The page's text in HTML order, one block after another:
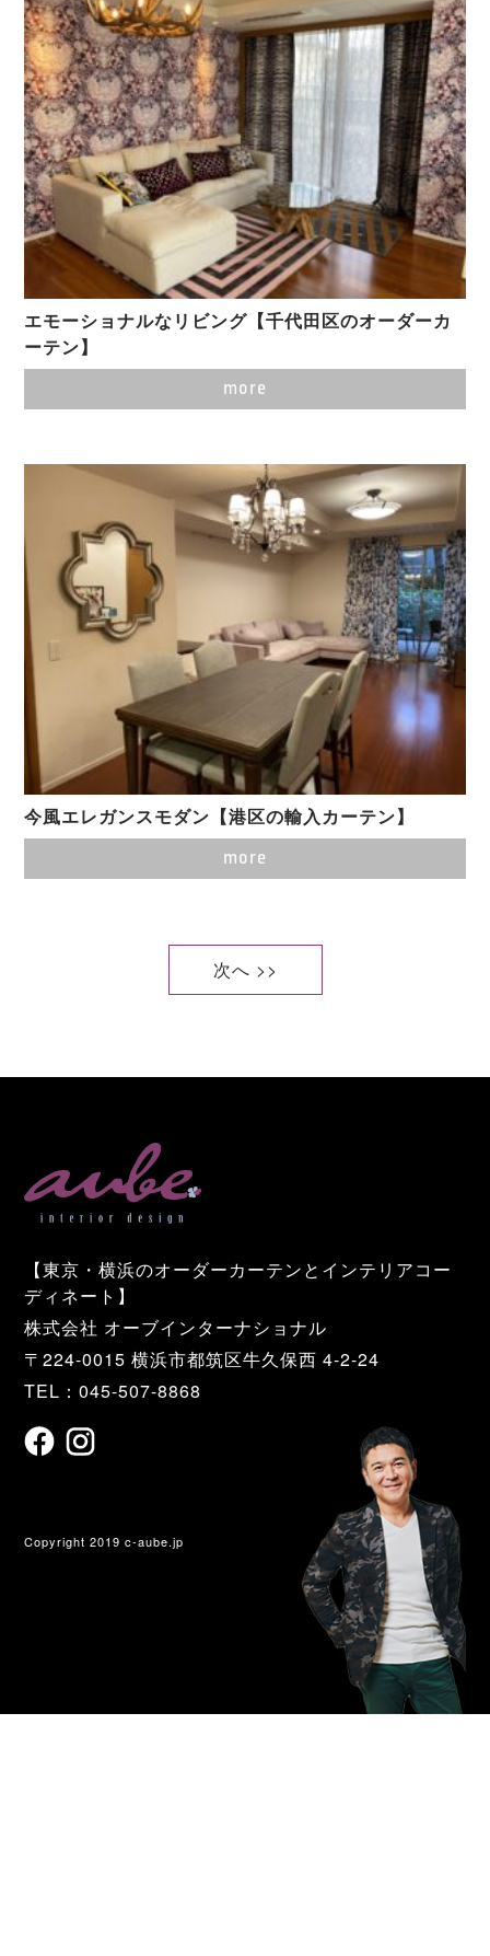
エモーショナルなリビング【千代田区のオーダーカ
ーテン】
more
今風エレガンスモダン【港区の輸入カーテン】
more
次へ >>
【東京・横浜のオーダーカーテンとインテリアコー
ディネート】
株式会社 オーブインターナショナル
〒224-0015 横浜市都筑区牛久保西 4-2-24
TEL：045-507-8868
Copyright 2019 c-aube.jp